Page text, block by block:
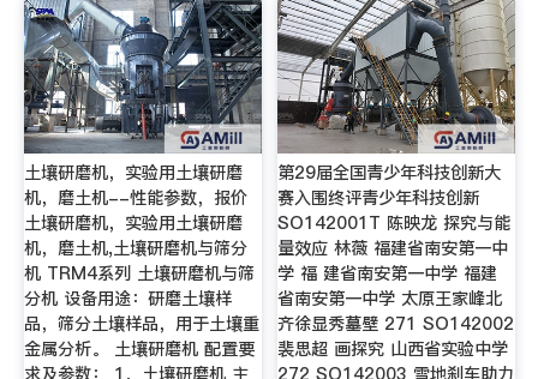
土壤研磨机，实验用土壤研磨
机，磨土机--性能参数，报价
土壤研磨机，实验用土壤研磨
机，磨土机,土壤研磨机与筛分
机 TRM4系列 土壤研磨机与筛
分机 设备用途：研磨土壤样
品，筛分土壤样品，用于土壤重
金属分析。 土壤研磨机 配置要
第29届全国青少年科技创新大
赛入围终评青少年科技创新
SO142001T 陈映龙 探究与能
量效应 林薇 福建省南安第一中
学 福 建省南安第一中学 福建
省南安第一中学 太原王家峰北
齐徐显秀墓壁 271 SO142002
裴思超 画探究 山西省实验中学